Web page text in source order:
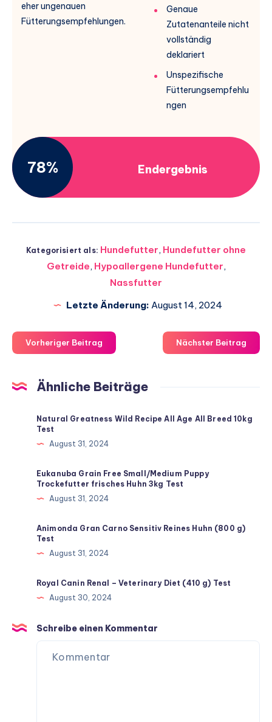
eher ungenauen
Fütterungsempfehlungen.
Genaue
Zutatenanteile nicht
vollständig
deklariert
Unspezifische
Fütterungsempfehlu
ngen
78% Endergebnis
Kategorisiert als: Hundefutter, Hundefutter ohne
Getreide, Hypoallergene Hundefutter,
Nassfutter
Letzte Änderung: August 14, 2024
Vorheriger Beitrag Nächster Beitrag
Ähnliche Beiträge
Natural Greatness Wild Recipe All Age All Breed 10kg
Test
August 31, 2024
Eukanuba Grain Free Small/Medium Puppy
Trockefutter frisches Huhn 3kg Test
August 31, 2024
Animonda Gran Carno Sensitiv Reines Huhn (800 g)
Test
August 31, 2024
Royal Canin Renal – Veterinary Diet (410 g) Test
August 30, 2024
Schreibe einen Kommentar